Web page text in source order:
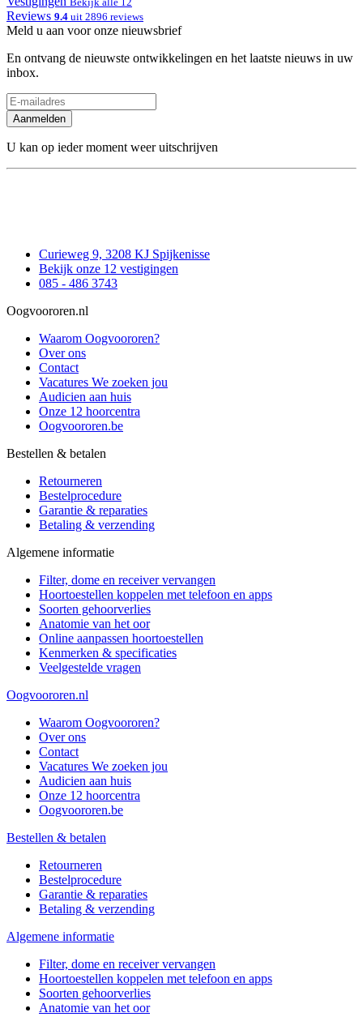
Reviews 9.4 uit 2896 reviews
Meld u aan voor onze nieuwsbrief
En ontvang de nieuwste ontwikkelingen en het laatste nieuws in uw
inbox.
Aanmelden
U kan op ieder moment weer uitschrijven
Curieweg 9, 3208 KJ Spijkenisse
Bekijk onze 12 vestigingen
085 - 486 3743
Oogvoororen.nl
Waarom Oogvoororen?
Over ons
Contact
Vacatures We zoeken jou
Audicien aan huis
Onze 12 hoorcentra
Oogvoororen.be
Bestellen & betalen
Retourneren
Bestelprocedure
Garantie & reparaties
Betaling & verzending
Algemene informatie
Filter, dome en receiver vervangen
Hoortoestellen koppelen met telefoon en apps
Soorten gehoorverlies
Anatomie van het oor
Online aanpassen hoortoestellen
Kenmerken & specificaties
Veelgestelde vragen
Oogvoororen.nl
Waarom Oogvoororen?
Over ons
Contact
Vacatures We zoeken jou
Audicien aan huis
Onze 12 hoorcentra
Oogvoororen.be
Bestellen & betalen
Retourneren
Bestelprocedure
Garantie & reparaties
Betaling & verzending
Algemene informatie
Filter, dome en receiver vervangen
Hoortoestellen koppelen met telefoon en apps
Soorten gehoorverlies
Anatomie van het oor